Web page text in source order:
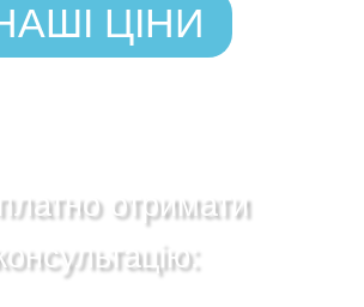
ЦІНИ
отримати